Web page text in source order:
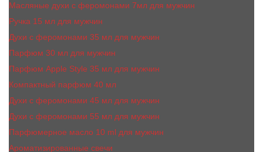
Масляные духи c феромонами 7мл для мужчин
Ручка 15 мл для мужчин
Духи с феромонами 35 мл для мужчин
Парфюм 30 мл для мужчин
Парфюм Apple Style 35 мл для мужчин
Компактный парфюм 40 мл
Духи с феромонами 45 мл для мужчин
Духи с феромонами 55 мл для мужчин
Парфюмерное масло 10 ml для мужчин
Ароматизированные свечи